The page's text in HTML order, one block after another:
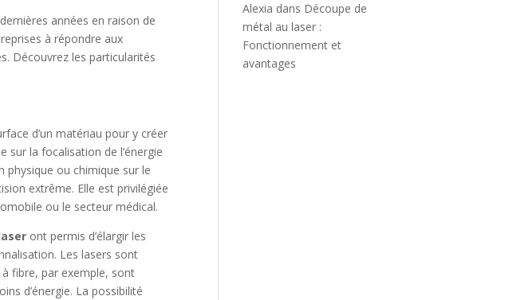
années en raison de
à répondre aux
Découvrez les particularités
d’un matériau pour y créer
sur la focalisation de l’énergie
physique ou chimique sur le
extrême. Elle est privilégiée
ou le secteur médical.
ont permis d’élargir les
Les lasers sont
fibre, par exemple, sont
d’énergie. La possibilité
Alexia dans Découpe de
métal au laser :
Fonctionnement et
avantages